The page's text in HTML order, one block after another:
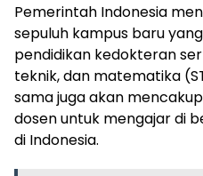
Pemerintah Indonesia
sepuluh kampus baru
pendidikan kedokteran
teknik, dan matematika
sama juga akan
dosen untuk mengajar di
di Indonesia.